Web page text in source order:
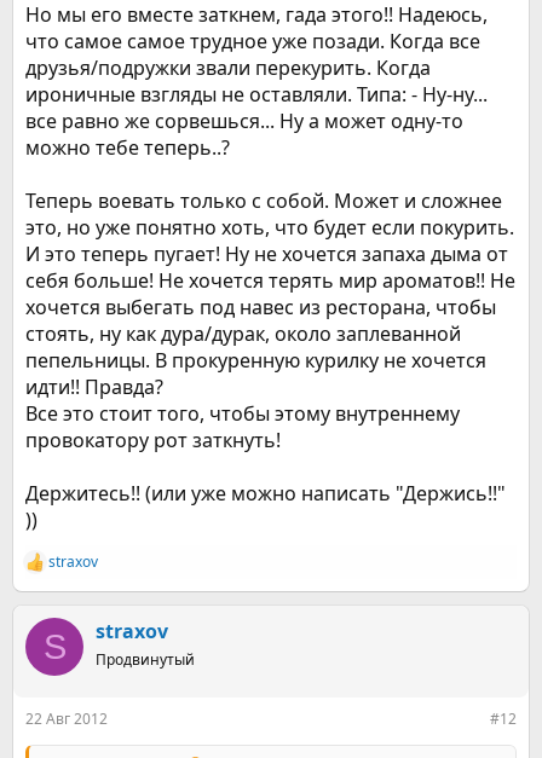
Но мы его вместе заткнем, гада этого!! Надеюсь,
что самое самое трудное уже позади. Когда все
друзья/подружки звали перекурить. Когда
ироничные взгляды не оставляли. Типа: - Ну-ну...
все равно же сорвешься... Ну а может одну-то
можно тебе теперь..?
Теперь воевать только с собой. Может и сложнее
это, но уже понятно хоть, что будет если покурить.
И это теперь пугает! Ну не хочется запаха дыма от
себя больше! Не хочется терять мир ароматов!! Не
хочется выбегать под навес из ресторана, чтобы
стоять, ну как дура/дурак, около заплеванной
пепельницы. В прокуренную курилку не хочется
идти!! Правда?
Все это стоит того, чтобы этому внутреннему
провокатору рот заткнуть!
Держитесь!! (или уже можно написать "Держись!!"
))
Р
е
к
ц
и
straxov
S straxov
Продвинутый
22 Авг 2012 #12